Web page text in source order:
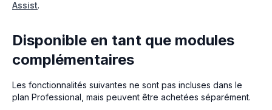
Assist.
Disponible en tant que modules
complémentaires
Les fonctionnalités suivantes ne sont pas incluses dans le
plan Professional, mais peuvent être achetées séparément.